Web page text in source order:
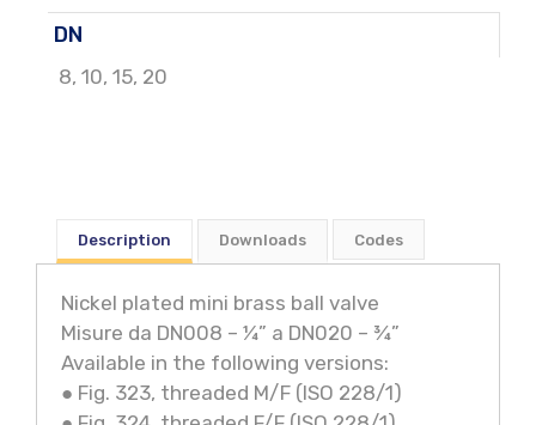
DN
8, 10, 15, 20
Description Downloads Codes
Nickel plated mini brass ball valve
Misure da DN008 – ¼” a DN020 – ¾”
Available in the following versions:
● Fig. 323, threaded M/F (ISO 228/1)